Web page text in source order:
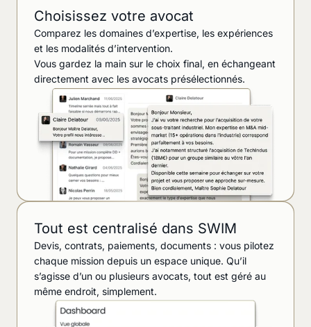
Choisissez votre avocat
Comparez les domaines d’expertise, les expériences
et les modalités d’intervention.
Vous gardez la main sur le choix final, en échangeant
directement avec les avocats présélectionnés.
Tout est centralisé dans SWIM
Devis, contrats, paiements, documents : vous pilotez
chaque mission depuis un espace unique. Qu’il
s’agisse d’un ou plusieurs avocats, tout est géré au
même endroit, simplement.